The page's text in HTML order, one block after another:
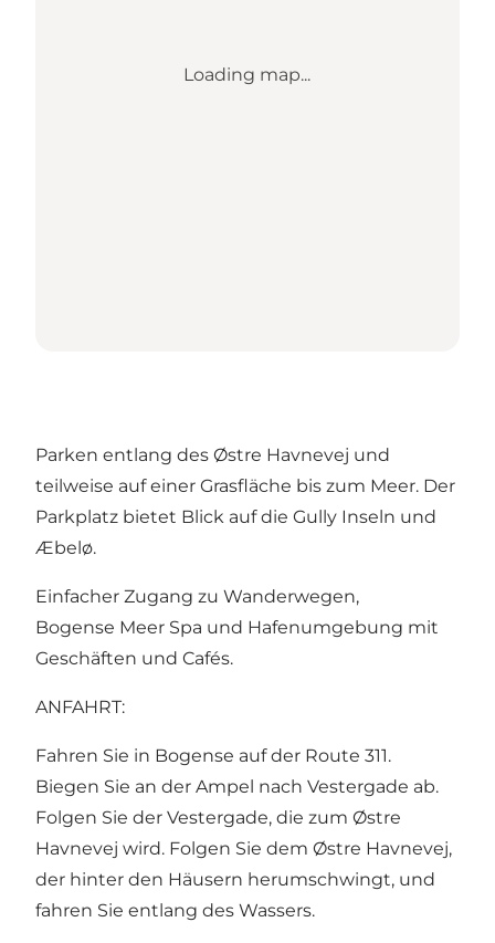
Loading map...
Parken entlang des Østre Havnevej und
teilweise auf einer Grasfläche bis zum Meer. Der
Parkplatz bietet Blick auf die Gully Inseln und
Æbelø.
Einfacher Zugang zu Wanderwegen,
Bogense Meer Spa und Hafenumgebung mit
Geschäften und Cafés.
ANFAHRT:
Fahren Sie in Bogense auf der Route 311.
Biegen Sie an der Ampel nach Vestergade ab.
Folgen Sie der Vestergade, die zum Østre
Havnevej wird. Folgen Sie dem Østre Havnevej,
der hinter den Häusern herumschwingt, und
fahren Sie entlang des Wassers.